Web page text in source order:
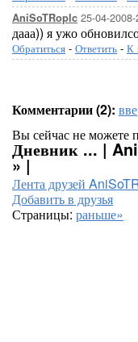
AniSoTRopIc 25-04-
дааа)) я ужо
Обратиться - Ответить - К
Комментарии (2):
Вы сейчас не можете
Дневник ... |
» |
Лента друзей
Добавить в друзья
Страницы: раньше»